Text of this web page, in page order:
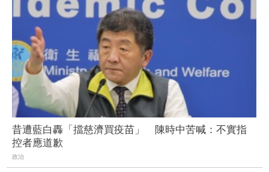
昔遭藍白轟「擋慈濟買疫苗」 陳時中苦喊：不實指
控者應道歉
政治